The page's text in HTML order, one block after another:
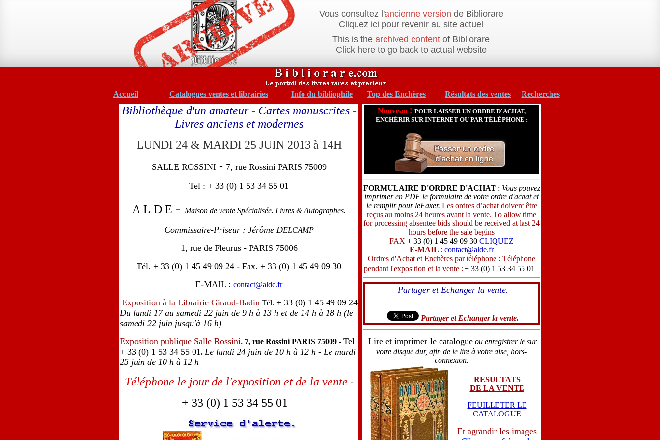
Vous consultez l'ancienne version de Bibliorare
Cliquez ici pour revenir au site actuel
This is the archived content of Bibliorare
Click here to go back to actual website
Accueil Catalogues ventes et librairies Info du bibliophile Top des Enchères Résultats des ventes Recherches
Bibliothèque d'un amateur - Cartes manuscrites -
Livres anciens et modernes
LUNDI 24 & MARDI 25 JUIN 2013 à 14H
SALLE ROSSINI- 7, rue Rossini PARIS 75009
Tel : + 33 (0) 1 53 34 55 01
A L D E - Maison de vente Spécialisée. Livres & Autographes.
Commissaire-Priseur : Jérôme DELCAMP
1, rue de Fleurus - PARIS 75006
Tél. + 33 (0) 1 45 49 09 24 - Fax. + 33 (0) 1 45 49 09 30
E-MAIL : contact@alde.fr
Exposition à la Librairie Giraud-Badin Tél. + 33 (0) 1 45 49 09 24
Du lundi 17 au samedi 22 juin de 9 h à 13 h et de 14 h à 18 h (le
samedi 22 juin jusqu'à 16 h)
Exposition publique Salle Rossini. 7, rue Rossini PARIS 75009 - Tel
+ 33 (0) 1 53 34 55 01. Le lundi 24 juin de 10 h à 12 h - Le mardi
25 juin de 10 h à 12 h
Téléphone le jour de l'exposition et de la vente :
+ 33 (0) 1 53 34 55 01
Nouveau ! POUR LAISSER UN ORDRE D'ACHAT,
ENCHÉRIR SUR INTERNET OU PAR TÉLÉPHONE :
FORMULAIRE D'ORDRE D'ACHAT : Vous pouvez
imprimer en PDF le formulaire de votre ordre d'achat et
le remplir pour leFaxer. Les ordres d’achat doivent être
reçus au moins 24 heures avant la vente. To allow time
for processing absentee bids should be received at last 24
hours before the sale begins
FAX + 33 (0) 1 45 49 09 30 CLIQUEZ
E-MAIL : contact@alde.fr
Ordres d'Achat et Enchères par téléphone : Téléphone
pendant l'exposition et la vente : + 33 (0) 1 53 34 55 01
Partager et Echanger la vente.
Partager et Echanger la vente.
Lire et imprimer le catalogue ou enregistrer le sur
votre disque dur, afin de le lire à votre aise, hors-
connexion.
RESULTATS
DE LA VENTE
FEUILLETER LE
CATALOGUE
Et agrandir les images